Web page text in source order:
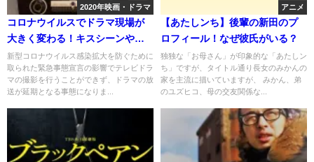
2020年映画・ドラマ
コロナウイルスでドラマ現場が
大きく変わる！キスシーンやハ
グは禁止に？
新型コロナウイルス感染拡大を防ぐために
取られた緊急事態宣言の影響でテレビドラ
マの撮影を行うことができず、ドラマの放
送が延期となる事態になりま...
アニメ
【あたしンち】後輩の新田のプ
ロフィール！なぜ彼氏がいる？
独独な「お母さん」が印象的な「あたしン
ち」ですが、タイトル通り長女のみかんの
家を主流に描いていますが、 みかん、弟
のユズヒコ、母の交友関係な...